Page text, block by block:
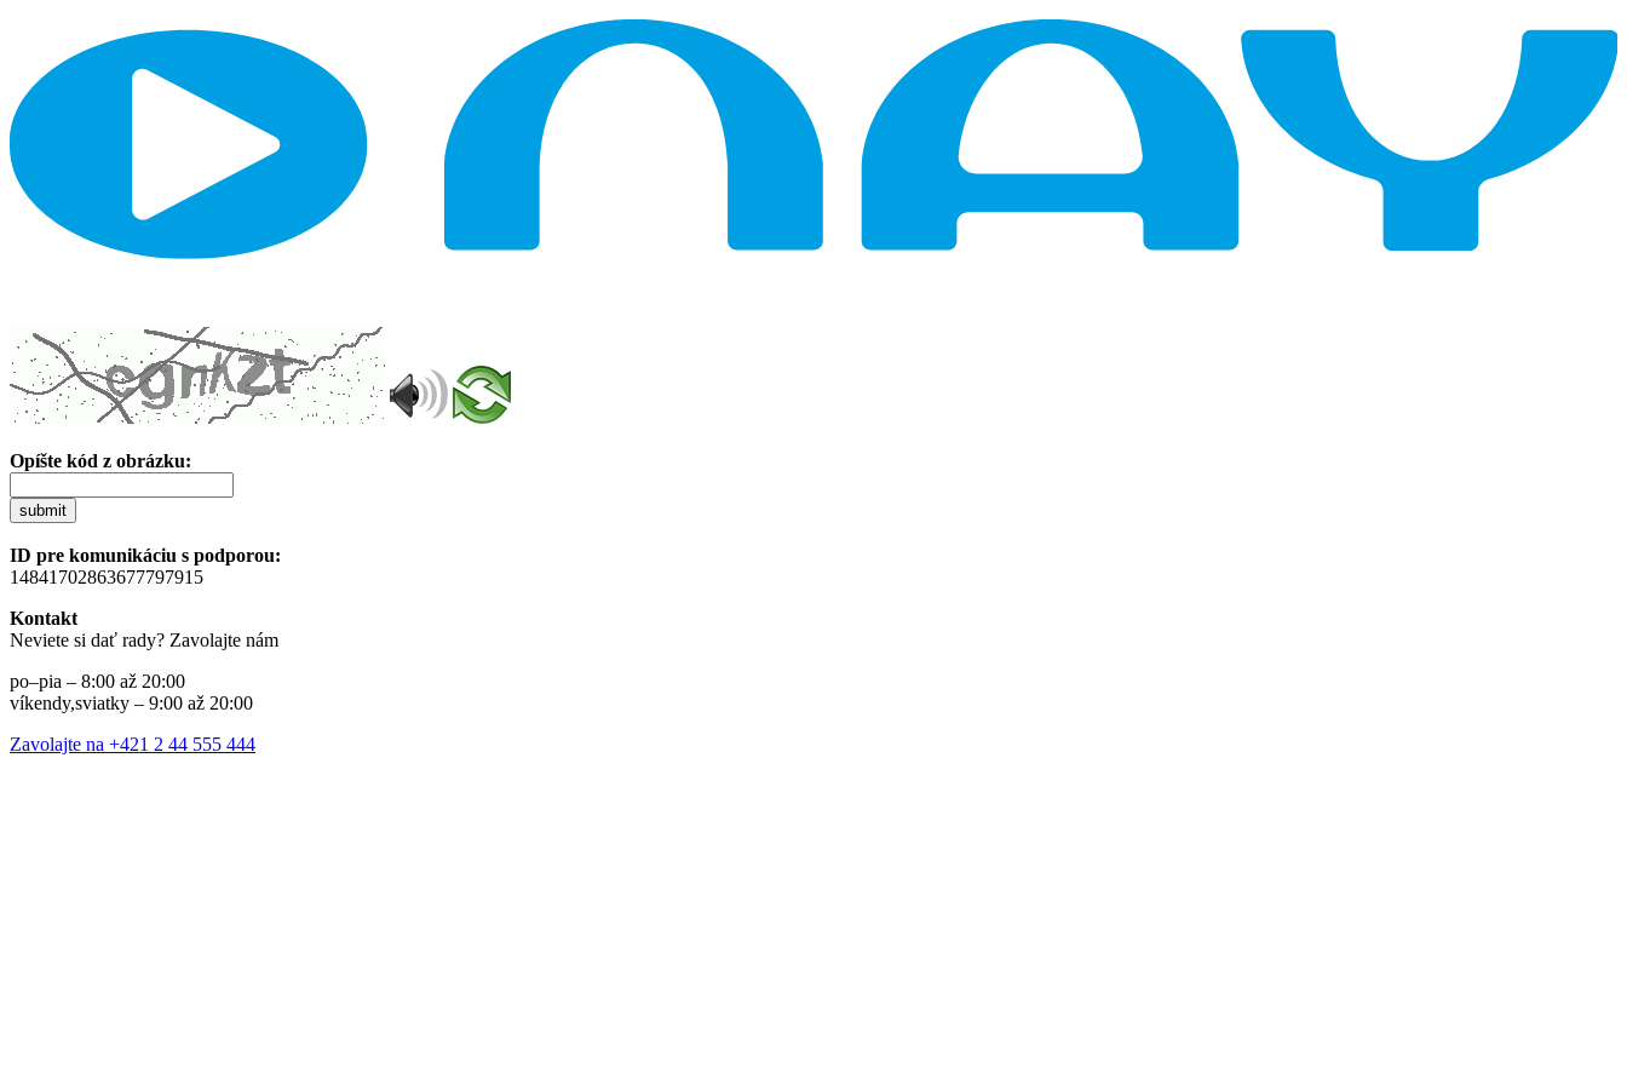
Opíšte kód z obrázku:
submit
ID pre komunikáciu s podporou:
14841702863677797915
Kontakt
Neviete si dať rady? Zavolajte nám
po–pia – 8:00 až 20:00
víkendy,sviatky – 9:00 až 20:00
Zavolajte na +421 2 44 555 444